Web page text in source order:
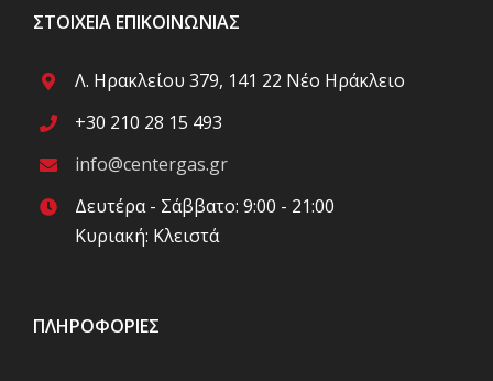
ΣΤΟΙΧΕΊΑ ΕΠΙΚΟΙΝΩΝΊΑΣ
Λ. Ηρακλείου 379, 141 22 Νέο Ηράκλειο
+30 210 28 15 493
info@centergas.gr
Δευτέρα - Σάββατο: 9:00 - 21:00
Κυριακή: Κλειστά
ΠΛΗΡΟΦΟΡΊΕΣ